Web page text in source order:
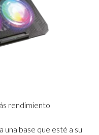
rendimiento
base que esté a su